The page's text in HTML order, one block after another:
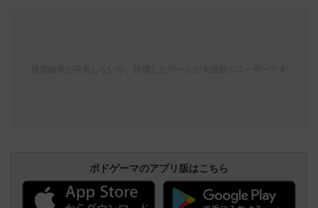
ボドゲーマのアプリ版はこちら